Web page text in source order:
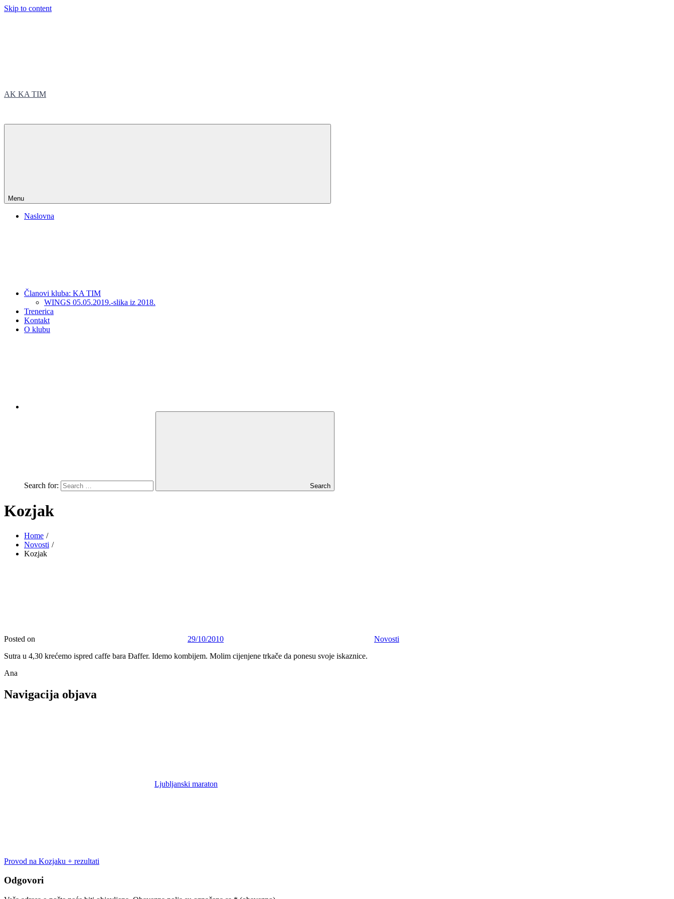
Skip to content
AK KA TIM
Menu
Naslovna
Članovi kluba: KA TIM
WINGS 05.05.2019.-slika iz 2018.
Trenerica
Kontakt
O klubu
Search for: Search
Kozjak
Home
Novosti
Kozjak
Posted on 29/10/2010
Novosti
Sutra u 4,30 krećemo ispred caffe bara Đaffer. Idemo kombijem. Molim cijenjene trkače da ponesu svoje iskaznice.
Ana
Navigacija objava
Ljubljanski maraton
Provod na Kozjaku + rezultati
Odgovori